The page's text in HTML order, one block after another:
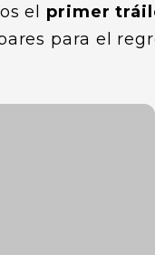
el primer
para el